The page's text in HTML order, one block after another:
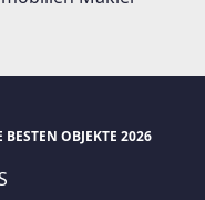
OBJEKTE 2026